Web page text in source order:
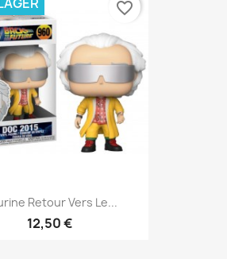
Retour Vers Le...
12,50 €
favorite_border